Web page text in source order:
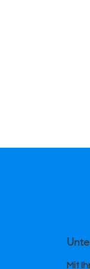
Mit